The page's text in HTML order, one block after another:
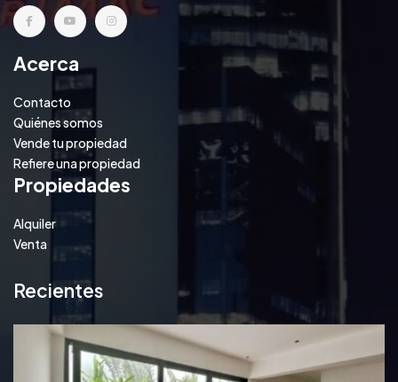
Acerca
Contacto
Quiénes somos
Vende tu propiedad
Refiere una propiedad
Propiedades
Alquiler
Venta
Recientes